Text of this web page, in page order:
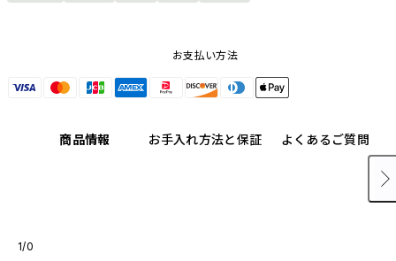
お支払い方法
商品情報 お手入れ方法と保証 よくあるご質問
1/0